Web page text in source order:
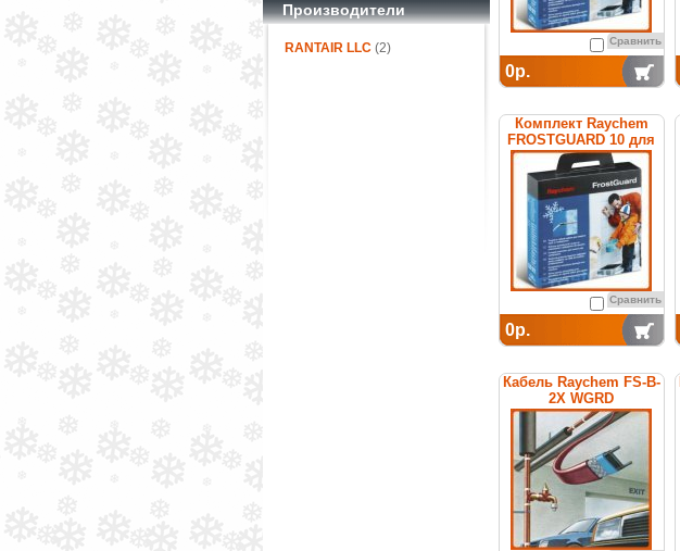
Производители
RANTAIR LLC(2) Сравнить
0р.
Комплект Raychem
FROSTGUARD 10 для
обогрева труб
Сравнить
0р.
Кабель Raychem FS-B-
2X WGRD
саморегулирующийся
греющий